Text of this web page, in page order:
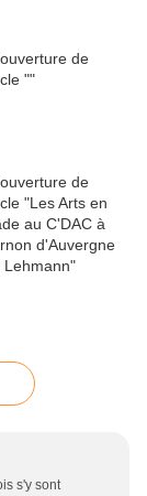
s'y sont